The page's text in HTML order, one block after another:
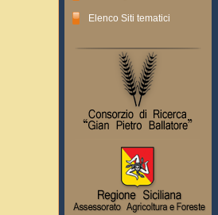
Elenco Siti tematici